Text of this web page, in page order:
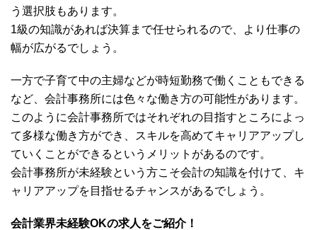
う選択肢もあります。
1級の知識があれば決算まで任せられるので、より仕事の
幅が広がるでしょう。
一方で子育て中の主婦などが時短勤務で働くこともできる
など、会計事務所には色々な働き方の可能性があります。
このように会計事務所ではそれぞれの目指すところによっ
て多様な働き方ができ、スキルを高めてキャリアアップし
ていくことができるというメリットがあるのです。
会計事務所が未経験という方こそ会計の知識を付けて、キ
ャリアアップを目指せるチャンスがあるでしょう。
会計業界未経験OKの求人をご紹介！